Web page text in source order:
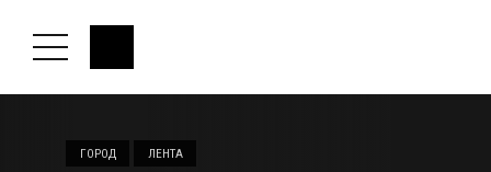
ГОРОД ЛЕНТА